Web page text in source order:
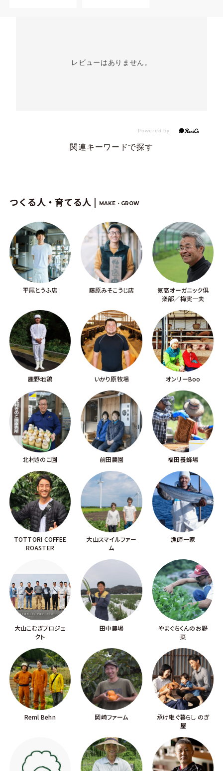
レビューはありません。
関連キーワードで探す
つくる人・育てる人 | MAKE・GROW
平尾とうふ店 藤原みそこうじ店
気高オーガニック倶
楽部／梅実一夫
鹿野地鶏 いかり原牧場 オンリーBoo
北村きのこ園 前田農園 福田養蜂場
TOTTORI COFFEE
ROASTER
大山スマイルファー
ム
漁師一家
大山こむぎプロジェ
クト
田中農場
やまぐちくんのお野
菜
Reml Behn 岡崎ファーム
承け継ぐ暮らし のぎ
屋